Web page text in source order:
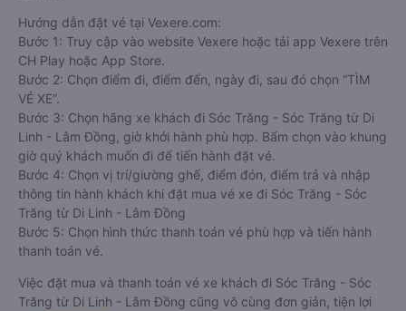
Hướng dẫn đặt vé tại Vexere.com:
Bước 1: Truy cập vào website Vexere hoặc tải app Vexere trên
CH Play hoặc App Store.
Bước 2: Chọn điểm đi, điểm đến, ngày đi, sau đó chọn “TÌM
VÉ XE”.
Bước 3: Chọn hãng xe khách đi Sóc Trăng - Sóc Trăng từ Di
Linh - Lâm Đồng, giờ khởi hành phù hợp. Bấm chọn vào khung
giờ quý khách muốn đi để tiến hành đặt vé.
Bước 4: Chọn vị trí/giường ghế, điểm đón, điểm trả và nhập
thông tin hành khách khi đặt mua vé xe đi Sóc Trăng - Sóc
Trăng từ Di Linh - Lâm Đồng
Bước 5: Chọn hình thức thanh toán vé phù hợp và tiến hành
thanh toán vé.
Việc đặt mua và thanh toán vé xe khách đi Sóc Trăng - Sóc
Trăng từ Di Linh - Lâm Đồng cũng vô cùng đơn giản, tiện lợi